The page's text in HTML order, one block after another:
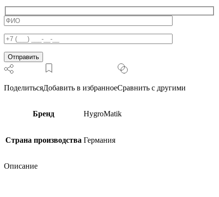
ПоделитьсяДобавить в избранноеСравнить с другими
Бренд HygroMatik
Страна производства Германия
Описание